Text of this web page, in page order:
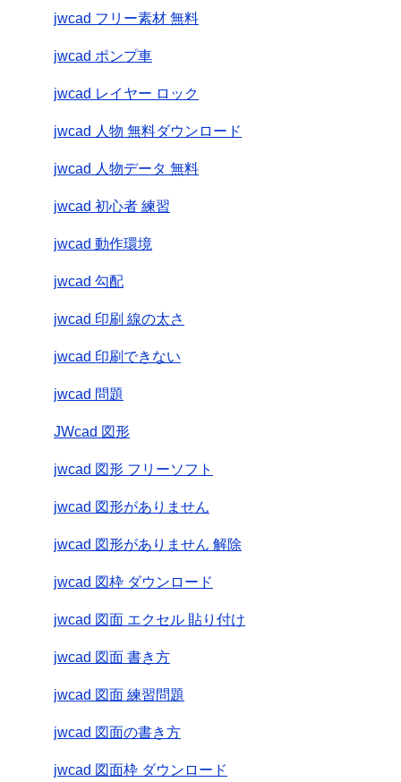
jwcad フリー素材 無料
jwcad ポンプ車
jwcad レイヤー ロック
jwcad 人物 無料ダウンロード
jwcad 人物データ 無料
jwcad 初心者 練習
jwcad 動作環境
jwcad 勾配
jwcad 印刷 線の太さ
jwcad 印刷できない
jwcad 問題
JWcad 図形
jwcad 図形 フリーソフト
jwcad 図形がありません
jwcad 図形がありません 解除
jwcad 図枠 ダウンロード
jwcad 図面 エクセル 貼り付け
jwcad 図面 書き方
jwcad 図面 練習問題
jwcad 図面の書き方
jwcad 図面枠 ダウンロード